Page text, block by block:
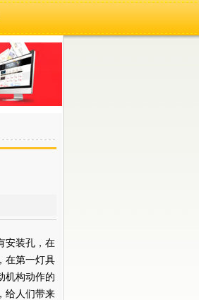
安装孔，在
在第一灯具
机构动作的
给人们带来